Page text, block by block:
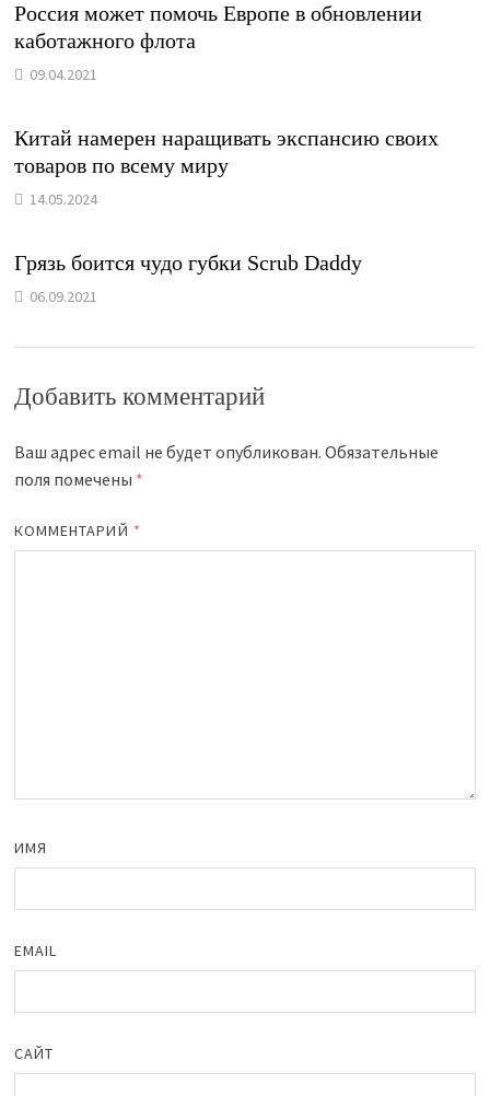
Россия может помочь Европе в обновлении
каботажного флота
09.04.2021
Китай намерен наращивать экспансию своих
товаров по всему миру
14.05.2024
Грязь боится чудо губки Scrub Daddy
06.09.2021
Добавить комментарий
Ваш адрес email не будет опубликован. Обязательные
поля помечены *
КОММЕНТАРИЙ *
ИМЯ
EMAIL
САЙТ